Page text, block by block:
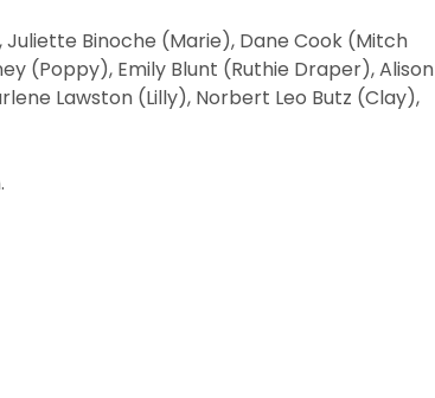
Juliette Binoche (Marie), Dane Cook (Mitch
(Poppy), Emily Blunt (Ruthie Draper), Alison
Lawston (Lilly), Norbert Leo Butz (Clay),